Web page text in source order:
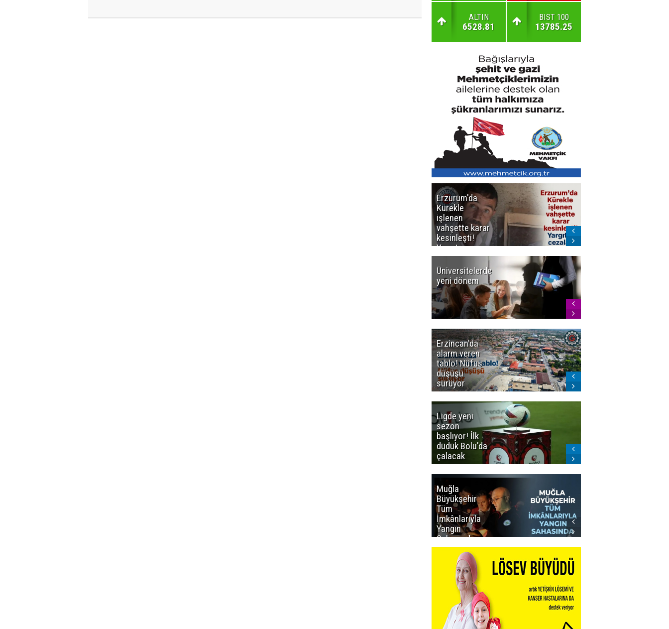
ALTIN
6528.81
BIST 100
13785.25
Erzurum'da
Kürekle
işlenen
vahşette karar
kesinleşti!
Yargıtay
cezaları onadı
Üniversitelerde
yeni dönem
Erzincan'da
alarm veren
tablo! Nüfus
düşüşü
sürüyor
Ligde yeni
sezon
başlıyor! İlk
düdük Bolu'da
çalacak
Muğla
Büyükşehir
Tüm
İmkânlarıyla
Yangın
Sahasında